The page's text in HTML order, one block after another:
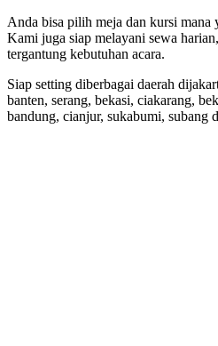
Anda bisa pilih meja dan kursi mana
Kami juga siap melayani sewa
tergantung kebutuhan acara.
Siap setting diberbagai daerah
banten, serang, bekasi, ciakarang,
bandung, cianjur, sukabumi, subang